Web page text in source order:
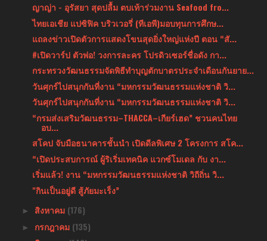
ญาญ่า - อุรัสยา สุดปลื้ม ตบเท้าร่วมงาน Seafood fro...
ไทยเอเชีย แปซิฟิค บริวเวอรี่ (ทีเอพี)มอบทุนการศึกษ...
แถลงข่าวเปิดตัวการแสดงโขนสุดยิ่งใหญ่แห่งปี ตอน “สั...
#เปิดวาร์ป ตัวพ่อ! วงการละคร โปรดิวเซอร์ชื่อดัง กา...
กระทรวงวัฒนธรรมจัดพิธีทำบุญตักบาตรประจำเดือนกันยาย...
วันศุกร์ไปสนุกกันที่งาน “มหกรรมวัฒนธรรมแห่งชาติ วิ...
วันศุกร์ไปสนุกกันที่งาน “มหกรรมวัฒนธรรมแห่งชาติ วิ...
“กรมส่งเสริมวัฒนธรรม–THACCA–เกียร์เฮด” ชวนคนไทย
อบ...
สโคป จับมือธนาคารชั้นนำ เปิดดีลพิเศษ 2 โครงการ สโค...
“เปิดประสบการณ์ ผู้ริเริ่มเทคนิค แวกซ์โมเดล กับ งา...
เริ่มแล้ว! งาน “มหกรรมวัฒนธรรมแห่งชาติ วิถีถิ่น วิ...
"กินเป็นอยู่ดี สู้ภัยมะเร็ง”
► สิงหาคม (176)
► กรกฎาคม (135)